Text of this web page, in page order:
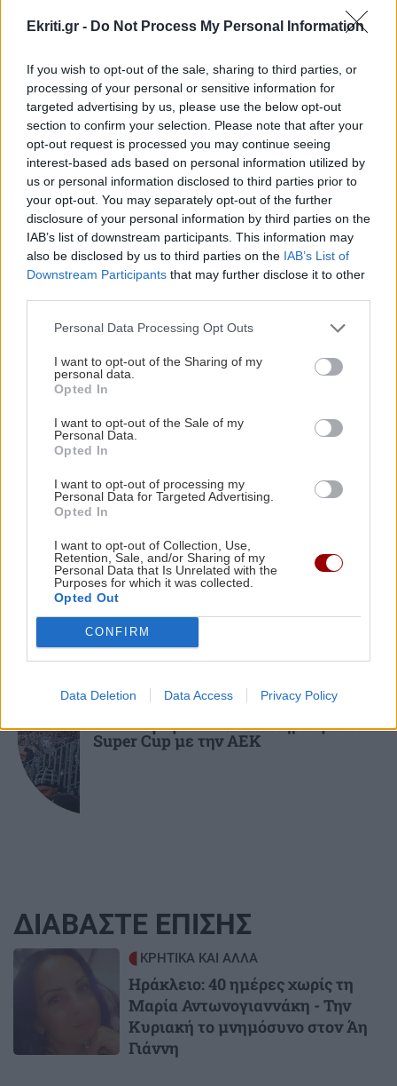
Ekriti.gr - Do Not Process My Personal Information
If you wish to opt-out of the sale, sharing to third parties, or
processing of your personal or sensitive information for
targeted advertising by us, please use the below opt-out
section to confirm your selection. Please note that after your
opt-out request is processed you may continue seeing
interest-based ads based on personal information utilized by
us or personal information disclosed to third parties prior to
your opt-out. You may separately opt-out of the further
disclosure of your personal information by third parties on the
IAB’s list of downstream participants. This information may
also be disclosed by us to third parties on the IAB’s List of
Downstream Participants that may further disclose it to other
Personal Data Processing Opt Outs
I want to opt-out of the Sharing of my
personal data.
Opted In
I want to opt-out of the Sale of my
Personal Data.
Opted In
I want to opt-out of processing my
Personal Data for Targeted Advertising.
Opted In
I want to opt-out of Collection, Use,
Retention, Sale, and/or Sharing of my
Personal Data that Is Unrelated with the
Purposes for which it was collected.
Opted Out
CONFIRM
Data Deletion Data Access Privacy Policy
15:19
ΚΡΗΤΗ
ΒΟΑΚ: Κλείνει στις 10 και 11 Αυγούστου λόγω
επικίνδυνων βράχων στη γέφυρα Ξηροποτάμου
15:09
ΚΟΣΜΟΣ
Αραγτσί: Ιράν και το Ομάν είναι πολύ κοντά
στην επίτευξη μίας συμφωνίας
15:00
GOSSIP - LIFESTYLE
ΣΚΑΪ
ΚΡΗΤΗ
Βρύσες
14:44
ΟΙΚΟΝΟΜΙΑ
Ο «χάρτης» των πληρωμών από e-ΕΦΚΑ, ΔΥΠΑ
ΠΕΡΙΣΣΟΤΕΡΑ
ΕΛΛΑΔΑ
Σε 57χρονη γυναίκα ανήκει η σορός
στον Λυκαβηττό, από πτώση ο θάνατος
ΟΦΗ: Ο νεαρότερος κάτοχος
εισιτηρίου διαρκείας είναι μόλις δύο
μηνών! (βίντεο)
ΠΟΛΙΤΙΚΗ
Η σύσκεψη του Ευάγγελου Τυρνά και
η αναφορά του στις πυρκαγιές του
Ρεθύμνου
ΑΘΛΗΤΙΚΑ
ΟΦΗ: Έφυγαν 7.000 εισιτήρια για το
Super Cup με την ΑΕΚ
ΔΙΑΒΑΣΤΕ ΕΠΙΣΗΣ
ΚΡΗΤΙΚΑ ΚΑΙ ΑΛΛΑ
Ηράκλειο: 40 ημέρες χωρίς τη
Μαρία Αντωνογιαννάκη - Την
Κυριακή το μνημόσυνο στον Άη
Γιάννη